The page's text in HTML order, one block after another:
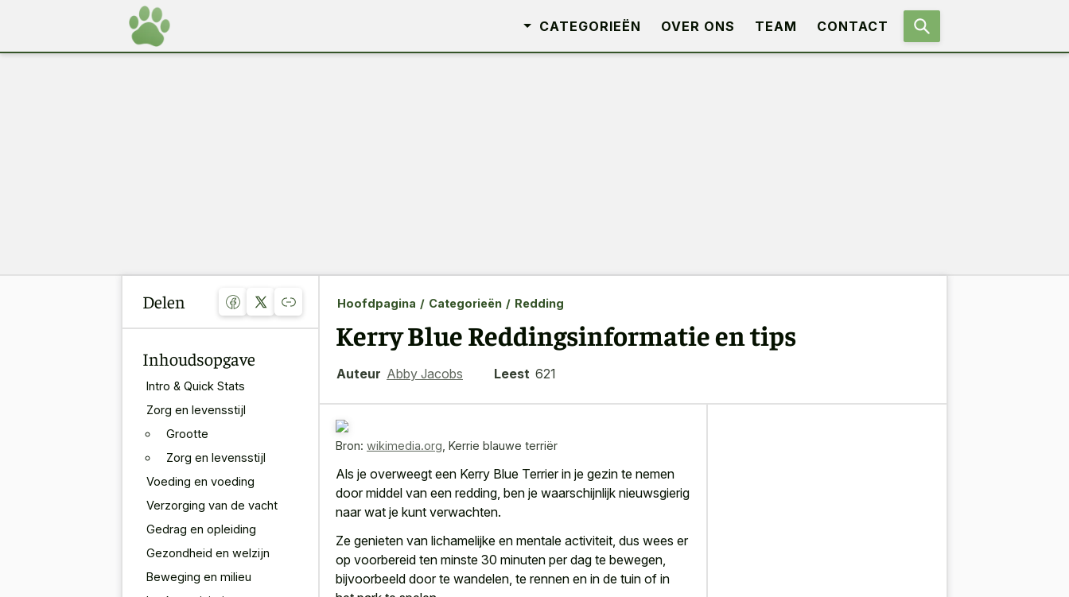
CATEGORIEËN OVER ONS TEAM CONTACT
Delen
Inhoudsopgave
Intro & Quick Stats
Zorg en levensstijl
Grootte
Zorg en levensstijl
Voeding en voeding
Verzorging van de vacht
Gedrag en opleiding
Gezondheid en welzijn
Beweging en milieu
Hoofdpagina / Categorieën / Redding
Kerry Blue Reddingsinformatie en tips
Auteur Abby Jacobs Leest 621
Bron: wikimedia.org Kerrie blauwe terriër
Als je overweegt een Kerry Blue Terrier in je gezin te nemen
door middel van een redding, ben je waarschijnlijk nieuwsgierig
naar wat je kunt verwachten.
Ze genieten van lichamelijke en mentale activiteit, dus wees er
op voorbereid ten minste 30 minuten per dag te bewegen,
bijvoorbeeld door te wandelen, te rennen en in de tuin of in